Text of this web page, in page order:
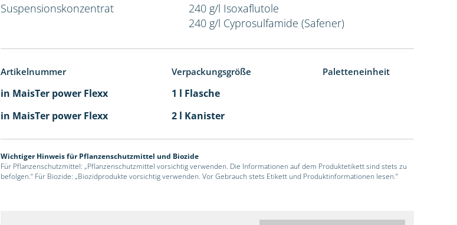
Suspensionskonzentrat
240 g/l Isoxaflutole
240 g/l Cyprosulfamide (Safener)
Artikelnummer Verpackungsgröße Paletteneinheit
in MaisTer power Flexx
1 l Flasche
in MaisTer power Flexx
2 l Kanister
Wichtiger Hinweis für Pflanzenschutzmittel und Biozide
Für Pflanzenschutzmittel: „Pflanzenschutzmittel vorsichtig verwenden. Die Informationen auf dem Produktetikett sind stets zu
befolgen.“ Für Biozide: „Biozidprodukte vorsichtig verwenden. Vor Gebrauch stets Etikett und Produktinformationen lesen.“